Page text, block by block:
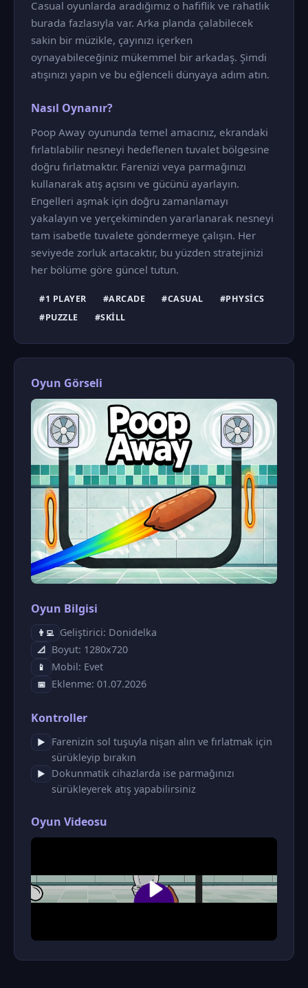
Casual oyunlarda aradığımız o hafiflik ve rahatlık
burada fazlasıyla var. Arka planda çalabilecek
sakin bir müzikle, çayınızı içerken
oynayabileceğiniz mükemmel bir arkadaş. Şimdi
atışınızı yapın ve bu eğlenceli dünyaya adım atın.
Nasıl Oynanır?
Poop Away oyununda temel amacınız, ekrandaki
fırlatılabilir nesneyi hedeflenen tuvalet bölgesine
doğru fırlatmaktır. Farenizi veya parmağınızı
kullanarak atış açısını ve gücünü ayarlayın.
Engelleri aşmak için doğru zamanlamayı
yakalayın ve yerçekiminden yararlanarak nesneyi
tam isabetle tuvalete göndermeye çalışın. Her
seviyede zorluk artacaktır, bu yüzden stratejinizi
her bölüme göre güncel tutun.
#1 PLAYER #ARCADE #CASUAL
#PHYSICS
#PUZZLE
#SKILL
Oyun Görseli
Oyun Bilgisi
👨‍💻 Geliştirici: Donidelka
📐 Boyut: 1280x720
📱 Mobil: Evet
📅 Eklenme: 01.07.2026
Kontroller
▶
Farenizin sol tuşuyla nişan alın ve fırlatmak için
sürükleyip bırakın
▶
Dokunmatik cihazlarda ise parmağınızı
sürükleyerek atış yapabilirsiniz
Oyun Videosu